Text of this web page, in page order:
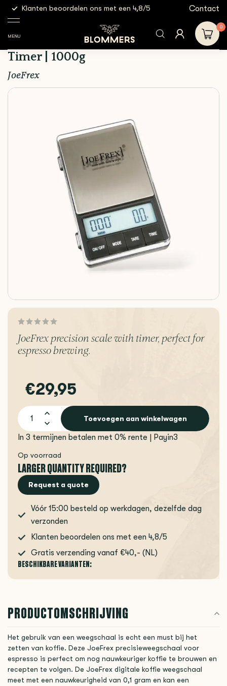
Klanten beoordelen ons met een 4,8/5 Gratis
Contact
MENU
0
Joefrex - Espresso
Weegschaal + Timer |
1000g
Joefrex - Espresso Weegschaal +
Timer | 1000g
JoeFrex
JoeFrex precision scale with timer, perfect for
espresso brewing.
€29,95
Toevoegen aan winkelwagen
In 3 termijnen betalen met 0% rente | Payin3
Op voorraad
LARGER QUANTITY REQUIRED?
Request a quote
Vóór 15:00 besteld op werkdagen, dezelfde dag
verzonden
Klanten beoordelen ons met een 4,8/5
Gratis verzending vanaf €40,- (NL)
BESCHIKBARE VARIANTEN:
PRODUCTOMSCHRIJVING
Het gebruik van een weegschaal is echt een must bij het
zetten van koffie. Deze JoeFrex precisieweegschaal voor
espresso is perfect om nog nauwkeuriger koffie te brouwen en
recepten te volgen. De JoeFrex digitale koffie weegschaal
meet met een nauwkeurigheid van 0,1 gram en kan een